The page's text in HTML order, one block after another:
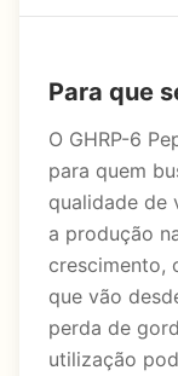
Para que
O GHRP-6
para quem
qualidade de
a produção
crescimento,
que vão
perda de
utilização